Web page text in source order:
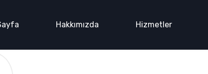
Hakkımızda Hizmetler